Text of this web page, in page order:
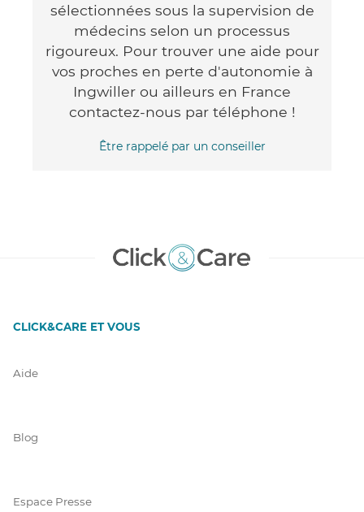
sélectionnées sous la supervision de
médecins selon un processus
rigoureux. Pour trouver une aide pour
vos proches en perte d'autonomie à
Ingwiller ou ailleurs en France
contactez-nous par téléphone !
Être rappelé par un conseiller
CLICK&CARE ET VOUS
Aide
Blog
Espace Presse